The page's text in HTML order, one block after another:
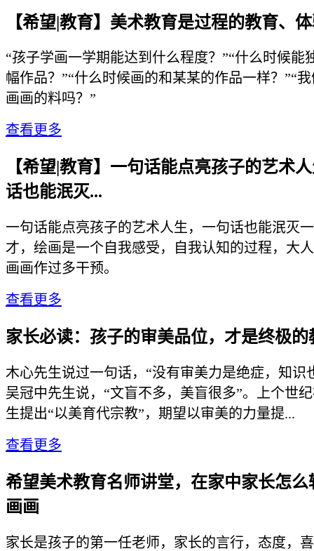
【希望|教育】美术教育是过程的教育、
“孩子学画一学期能达到什么程度？”“什么时候能
幅作品？”“什么时候画的和某某的作品一样？”“
画画的料吗？”
查看更多
【希望|教育】一句话能点亮孩子的艺术
话也能泯灭...
一句话能点亮孩子的艺术人生，一句话也能泯灭
才，绘画是一个自我感受，自我认知的过程，大
画画作过多干预。
查看更多
家长必读：孩子的审美品位，才是终极的
木心先生说过一句话，“没有审美力是绝症，知识
吴冠中先生说，“文盲不多，美盲很多”。上个世
生提出“以美育代宗教”，期望以审美的力量提...
查看更多
希望美术教育名师讲堂，在家中家长怎么
画画
家长是孩子的第一任老师，家长的言行，态度，